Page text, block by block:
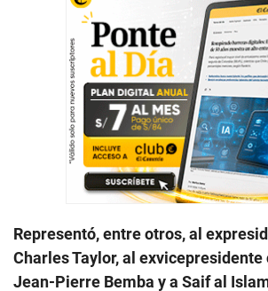
Representó, entre otros, al
Charles Taylor, al exvicepresidente
Jean-Pierre Bemba y a Saif al